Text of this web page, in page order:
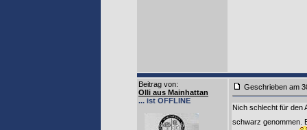
Beitrag von:
Olli aus Mainhattan
... ist OFFLINE
Geschrieben am
Nich schlecht für den
schwarz genommen.